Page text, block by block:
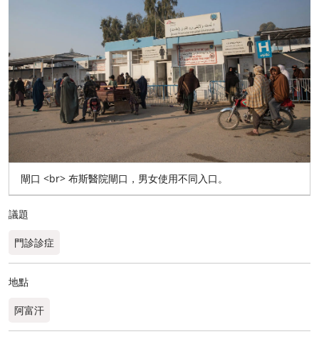
閘口 <br> 布斯醫院閘口，男女使用不同入口。
議題
門診診症
地點
阿富汗